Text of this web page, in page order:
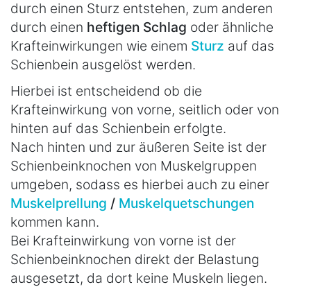
durch einen Sturz entstehen, zum anderen
durch einen heftigen Schlag oder ähnliche
Krafteinwirkungen wie einem Sturz auf das
Schienbein ausgelöst werden.
Hierbei ist entscheidend ob die
Krafteinwirkung von vorne, seitlich oder von
hinten auf das Schienbein erfolgte.
Nach hinten und zur äußeren Seite ist der
Schienbeinknochen von Muskelgruppen
umgeben, sodass es hierbei auch zu einer
Muskelprellung / Muskelquetschungen
kommen kann.
Bei Krafteinwirkung von vorne ist der
Schienbeinknochen direkt der Belastung
ausgesetzt, da dort keine Muskeln liegen.